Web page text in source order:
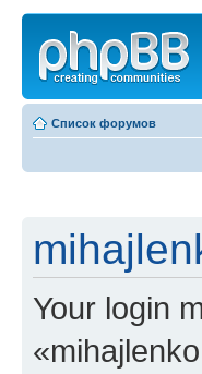
Список форумов
Your login